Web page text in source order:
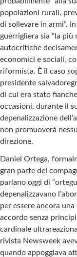
popolazioni rurali,
di sollevare in armi”.
guerrigliera sia “la più
autocritiche
economici e sociali,
riformista. È il caso
presidente
di cui era stato
occasioni, durante il
depenalizzazione
non promuoverà
direzione.
Daniel Ortega,
gran parte dei
parlano oggi di
depenalizzavano
per essere ancora
accordo senza
cardinale
rivista Newsweek
quando appoggiava